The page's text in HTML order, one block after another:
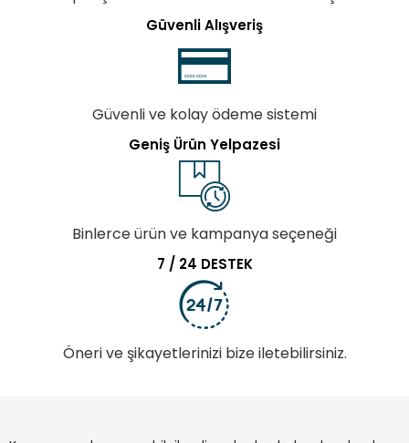
Güvenli Alışveriş
Güvenli ve kolay ödeme sistemi
Geniş Ürün Yelpazesi
Binlerce ürün ve kampanya seçeneği
7 / 24 DESTEK
Öneri ve şikayetlerinizi bize iletebilirsiniz.